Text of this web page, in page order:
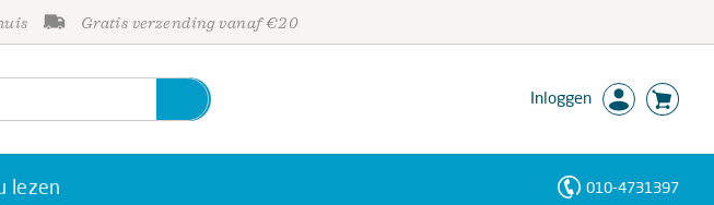
Gratis verzending vanaf €20
Inloggen
lezen 010-4731397